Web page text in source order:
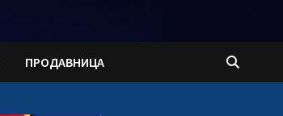
ПРОДАВНИЦА